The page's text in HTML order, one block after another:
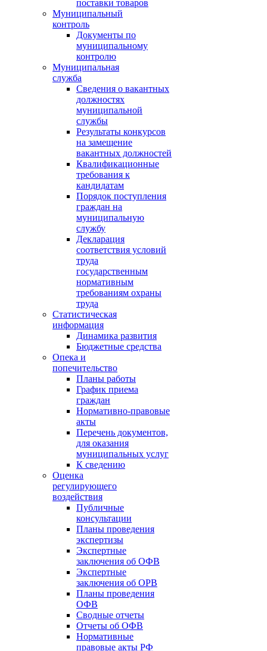
поставки товаров
Муниципальный
контроль
Документы по
муниципальному
контролю
Муниципальная
служба
Сведения о вакантных
должностях
муниципальной
службы
Результаты конкурсов
на замещение
вакантных должностей
Квалификационные
требования к
кандидатам
Порядок поступления
граждан на
муниципальную
службу
Декларация
соответствия условий
труда
государственным
нормативным
требованиям охраны
труда
Статистическая
информация
Динамика развития
Бюджетные средства
Опека и
попечительство
Планы работы
График приема
граждан
Нормативно-правовые
акты
Перечень документов,
для оказания
муниципальных услуг
К сведению
Оценка
регулирующего
воздействия
Публичные
консультации
Планы проведения
экспертизы
Экспертные
заключения об ОФВ
Экспертные
заключения об ОРВ
Планы проведения
ОФВ
Сводные отчеты
Отчеты об ОФВ
Нормативные
правовые акты РФ